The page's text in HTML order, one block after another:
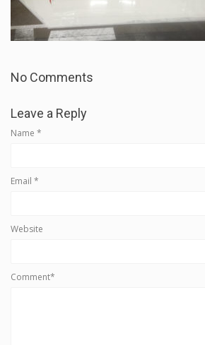
No Comments
Leave a Reply
Name *
Email *
Website
Comment*